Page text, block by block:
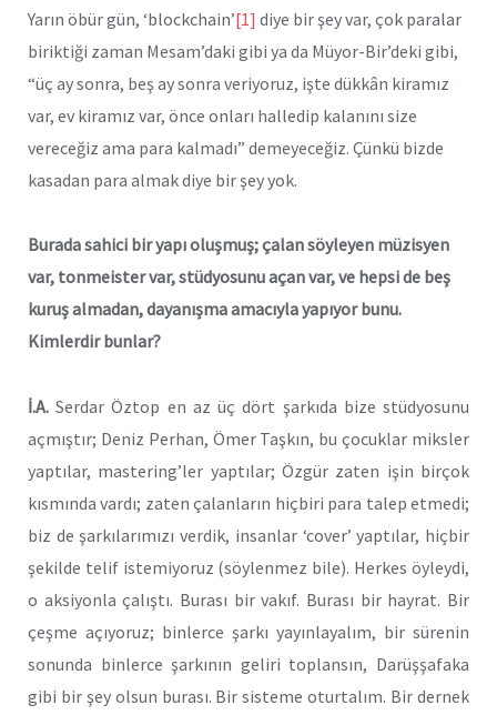
Yarın öbür gün, ‘blockchain’[1] diye bir şey var, çok paralar
biriktiği zaman Mesam’daki gibi ya da Müyor-Bir’deki gibi,
“üç ay sonra, beş ay sonra veriyoruz, işte dükkân kiramız
var, ev kiramız var, önce onları halledip kalanını size
vereceğiz ama para kalmadı” demeyeceğiz. Çünkü bizde
kasadan para almak diye bir şey yok.
Burada sahici bir yapı oluşmuş; çalan söyleyen müzisyen
var, tonmeister var, stüdyosunu açan var, ve hepsi de beş
kuruş almadan, dayanışma amacıyla yapıyor bunu.
Kimlerdir bunlar?
İ.A.Serdar Öztop en az üç dört şarkıda bize stüdyosunu
açmıştır; Deniz Perhan, Ömer Taşkın, bu çocuklar miksler
yaptılar, mastering’ler yaptılar; Özgür zaten işin birçok
kısmında vardı; zaten çalanların hiçbiri para talep etmedi;
biz de şarkılarımızı verdik, insanlar ‘cover’ yaptılar, hiçbir
şekilde telif istemiyoruz (söylenmez bile). Herkes öyleydi,
o aksiyonla çalıştı. Burası bir vakıf. Burası bir hayrat. Bir
çeşme açıyoruz; binlerce şarkı yayınlayalım, bir sürenin
sonunda binlerce şarkının geliri toplansın, Darüşşafaka
gibi bir şey olsun burası. Bir sisteme oturtalım. Bir dernek